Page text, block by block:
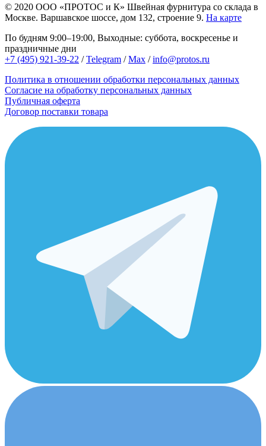
© 2020 ООО «ПРОТОС и К» Швейная фурнитура со склада в
Москве. Варшавское шоссе, дом 132, строение 9. На карте
По будням 9:00–19:00, Выходные: суббота, воскресенье и
праздничные дни
+7 (495) 921-39-22 /Telegram /Max /info@protos.ru
Политика в отношении обработки персональных данных
Согласие на обработку персональных данных
Публичная оферта
Договор поставки товара